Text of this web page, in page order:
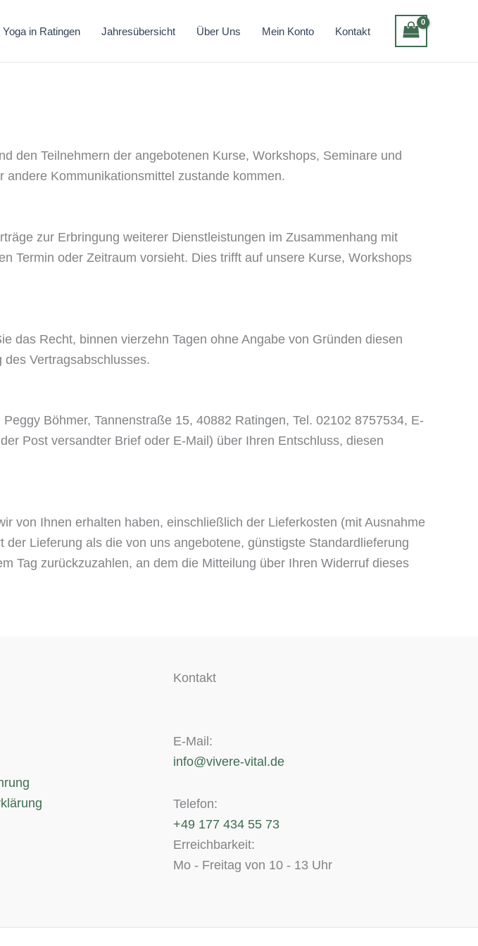
Yoga in Ratingen Jahresübersicht Über Uns Mein Konto Kontakt
den Teilnehmern der angebotenen Kurse, Workshops, Seminare und
andere Kommunikationsmittel zustande kommen.
zur Erbringung weiterer Dienstleistungen im Zusammenhang mit
Termin oder Zeitraum vorsieht. Dies trifft auf unsere Kurse, Workshops
das Recht, binnen vierzehn Tagen ohne Angabe von Gründen diesen
Vertragsabschlusses.
Böhmer, Tannenstraße 15, 40882 Ratingen, Tel. 02102 8757534, E-
Post versandter Brief oder E-Mail) über Ihren Entschluss, diesen
von Ihnen erhalten haben, einschließlich der Lieferkosten (mit Ausnahme
Lieferung als die von uns angebotene, günstigste Standardlieferung
Tag zurückzuzahlen, an dem die Mitteilung über Ihren Widerruf dieses
Kontakt
E-Mail:
info@vivere-vital.de
Telefon:
+49 177 434 55 73
Erreichbarkeit:
Mo - Freitag von 10 - 13 Uhr